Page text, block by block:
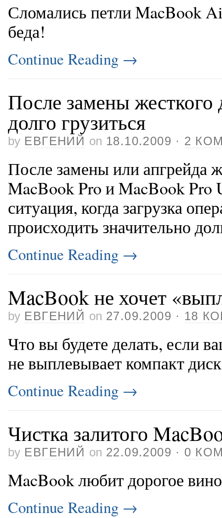
Сломались петли MacBook
беда!
Continue Reading →
После замены жесткого
долго грузиться
by ЕВГЕНИЙ on 18.10.2009 · 2
После замены или апгрейда
MacBook Pro и MacBook Pro
ситуация, когда загрузка
происходить значительно
Continue Reading →
MacBook не хочет
by ЕВГЕНИЙ on 27.09.2009 · 18
Что вы будете делать, если
не выплевывает компакт
Continue Reading →
Чистка залитого
by ЕВГЕНИЙ on 22.09.2009 · 0
MacBook любит дорогое
Continue Reading →